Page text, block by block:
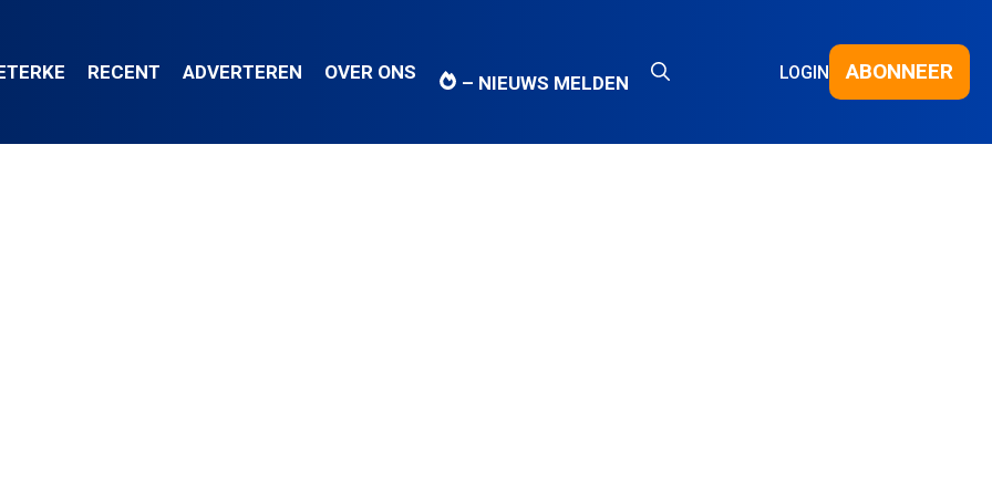
RECENT ADVERTEREN OVER ONS – NIEUWS MELDEN LOGIN ABONNEER